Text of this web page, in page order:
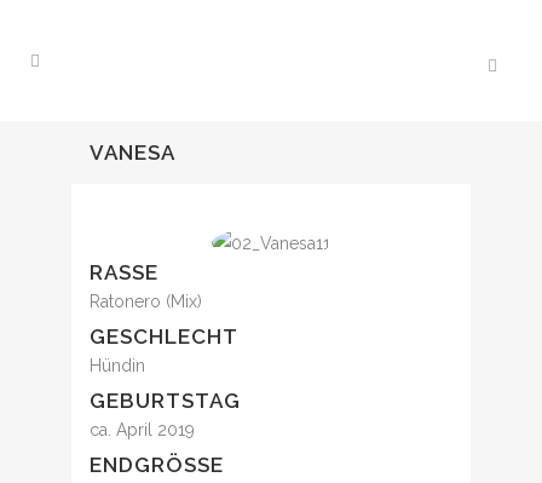
VANESA
RASSE
Ratonero (Mix)
GESCHLECHT
Hündin
GEBURTSTAG
ca. April 2019
ENDGRÖSSE